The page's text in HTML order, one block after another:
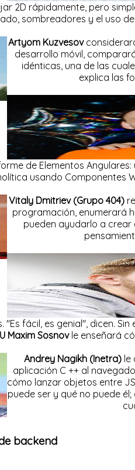
2D rápidamente, pero
sombreadores y el uso
Artyom Kuzvesov
desarrollo móvil,
idénticas, una de las
explica las
de Elementos
usando Componentes
Vitaly Dmitriev (Grupo 404)
programación, enumerará
pueden ayudarlo a crear
fácil, es genial", dicen.
Maxim Sosnovle enseñará
Andrey Nagikh (Inetra) le
aplicación C ++ al
cómo lanzar objetos entre
puede ser y qué no puede
backend